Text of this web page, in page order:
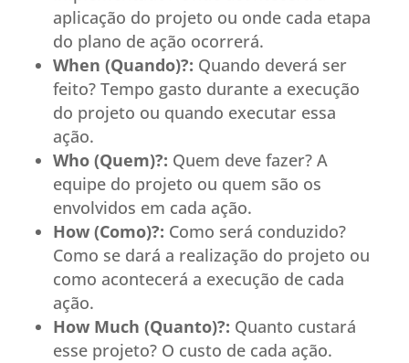
aplicação do projeto ou onde cada etapa
do plano de ação ocorrerá.
When (Quando)?: Quando deverá ser
feito? Tempo gasto durante a execução
do projeto ou quando executar essa
ação.
Who (Quem)?: Quem deve fazer? A
equipe do projeto ou quem são os
envolvidos em cada ação.
How (Como)?: Como será conduzido?
Como se dará a realização do projeto ou
como acontecerá a execução de cada
ação.
How Much (Quanto)?: Quanto custará
esse projeto? O custo de cada ação.